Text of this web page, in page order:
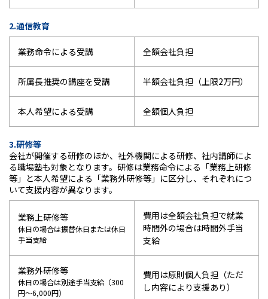
2.通信教育
業務命令による受講 全額会社負担
所属長推奨の講座を受講 半額会社負担（上限2万円）
本人希望による受講 全額個人負担
3.研修等
会社が開催する研修のほか、社外機関による研修、社内講師によ
る職場塾も対象となります。研修は業務命令による「業務上研修
等」と本人希望による「業務外研修等」に区分し、それぞれにつ
いて支援内容が異なります。
業務上研修等
休日の場合は振替休日または休日
手当支給
費用は全額会社負担で就業
時間外の場合は時間外手当
支給
業務外研修等
休日の場合は別途手当支給（300
円～6,000円）
費用は原則個人負担（ただ
し内容により支援あり）